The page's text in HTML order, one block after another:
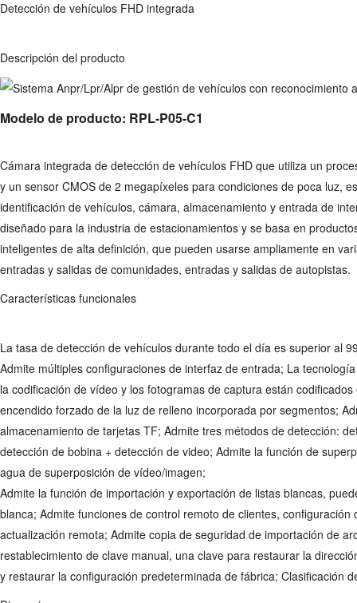
Detección de vehículos FHD integrada
Descripción del producto
Modelo de producto: RPL-P05-C1
Cámara integrada de detección de vehículos FHD que utiliza un
y un sensor CMOS de 2 megapíxeles para condiciones de poca luz,
identificación de vehículos, cámara, almacenamiento y entrada de
diseñado para la industria de estacionamientos y se basa en
inteligentes de alta definición, que pueden usarse ampliamente en
entradas y salidas de comunidades, entradas y salidas de autopistas.
Características funcionales
La tasa de detección de vehículos durante todo el día es superior al
Admite múltiples configuraciones de interfaz de entrada; La
la codificación de vídeo y los fotogramas de captura están
encendido forzado de la luz de relleno incorporada por segmentos;
almacenamiento de tarjetas TF; Admite tres métodos de detección:
detección de bobina + detección de video; Admite la función de
agua de superposición de vídeo/imagen;
Admite la función de importación y exportación de listas blancas,
blanca; Admite funciones de control remoto de clientes,
actualización remota; Admite copia de seguridad de importación de
restablecimiento de clave manual, una clave para restaurar la
y restaurar la configuración predeterminada de fábrica; Clasificación